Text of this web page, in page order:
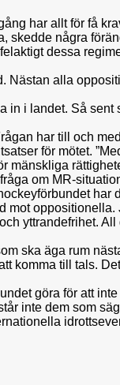
har allt för få
skedde några
dessa
Nästan alla
in i landet. Så
har till och
för mötet.
om MR-
har
yttrandefrihet.
ska äga rum
komma till tals.
göra för att
inte dem som